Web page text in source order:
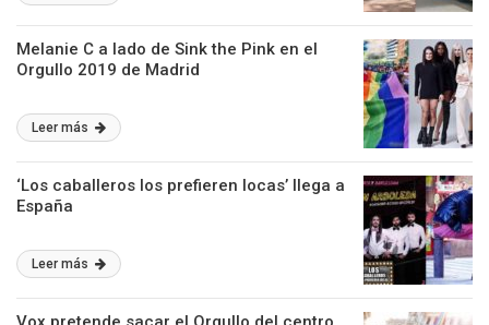
Melanie C a lado de Sink the Pink en el
Orgullo 2019 de Madrid
Leer más
‘Los caballeros los prefieren locas’ llega a
España
Leer más